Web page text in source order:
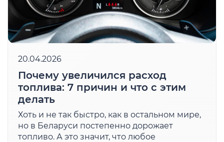
20.04.2026
Почему увеличился расход
топлива: 7 причин и что с этим
делать
Хоть и не так быстро, как в остальном мире,
но в Беларуси постепенно дорожает
топливо. А это значит, что любое